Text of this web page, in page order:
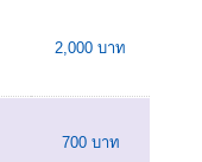
2,000 บาท
700 บาท